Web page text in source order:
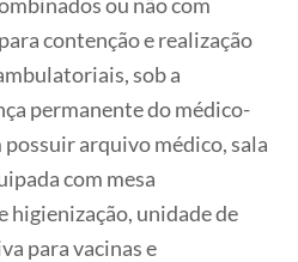
contenção e realização
sob a
permanente do médico-
arquivo médico, sala
com mesa
higienização, unidade de
para vacinas e